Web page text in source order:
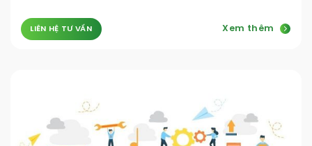
LIÊN HỆ TƯ VẤN Xem thêm